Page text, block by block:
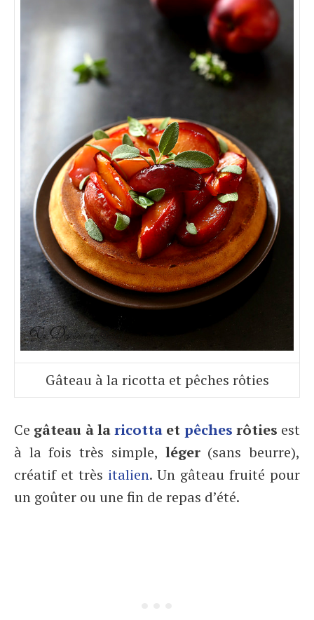
Gâteau à la ricotta et pêches rôties
Ce gâteau à laricotta et pêches rôties est
à la fois très simple, léger (sans beurre),
créatif et très italien. Un gâteau fruité pour
un goûter ou une fin de repas d’été.